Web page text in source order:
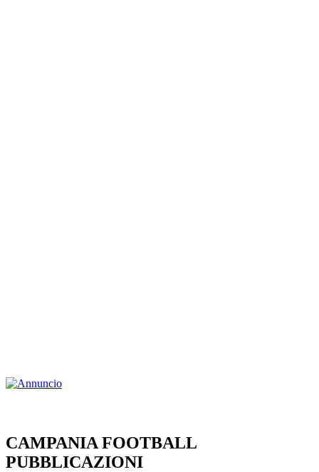
CAMPANIA FOOTBALL
PUBBLICAZIONI